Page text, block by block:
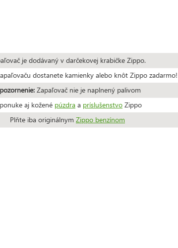
je dodávaný v darčekovej krabičke Zippo.
dostanete kamienky alebo knôt Zippo zadarmo!
Zapaľovač nie je naplnený palivom
aj kožené púzdra a príslušenstvo Zippo
Plňte iba originálnym Zippo benzínom